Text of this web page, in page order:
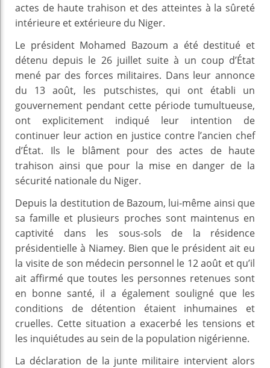
actes de haute trahison et des atteintes à la sûreté
intérieure et extérieure du Niger.
Le président Mohamed Bazoum a été destitué et
détenu depuis le 26 juillet suite à un coup d’État
mené par des forces militaires. Dans leur annonce
du 13 août, les putschistes, qui ont établi un
gouvernement pendant cette période tumultueuse,
ont explicitement indiqué leur intention de
continuer leur action en justice contre l’ancien chef
d’État. Ils le blâment pour des actes de haute
trahison ainsi que pour la mise en danger de la
sécurité nationale du Niger.
Depuis la destitution de Bazoum, lui-même ainsi que
sa famille et plusieurs proches sont maintenus en
captivité dans les sous-sols de la résidence
présidentielle à Niamey. Bien que le président ait eu
la visite de son médecin personnel le 12 août et qu’il
ait affirmé que toutes les personnes retenues sont
en bonne santé, il a également souligné que les
conditions de détention étaient inhumaines et
cruelles. Cette situation a exacerbé les tensions et
les inquiétudes au sein de la population nigérienne.
La déclaration de la junte militaire intervient alors